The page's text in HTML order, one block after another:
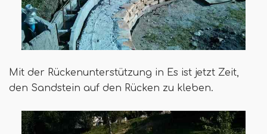
Mit der Rückenunterstützung in Es ist jetzt Zeit,
den Sandstein auf den Rücken zu kleben.